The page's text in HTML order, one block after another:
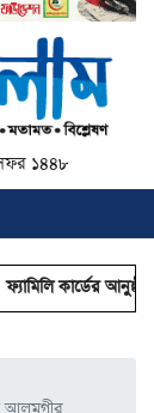
১৪৪৮
আনুষ্ঠানিক